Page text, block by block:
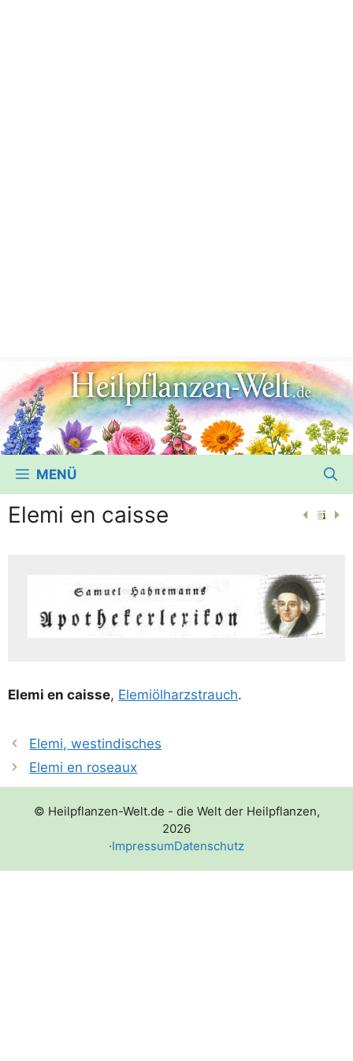
MENÜ
Elemi en caisse
Elemi en caisse, Elemi­öl­harz­strauch.
Elemi, westindisches
Elemi en roseaux
© Heilpflanzen-Welt.de - die Welt der Heilpflanzen,
2026
·ImpressumDatenschutz